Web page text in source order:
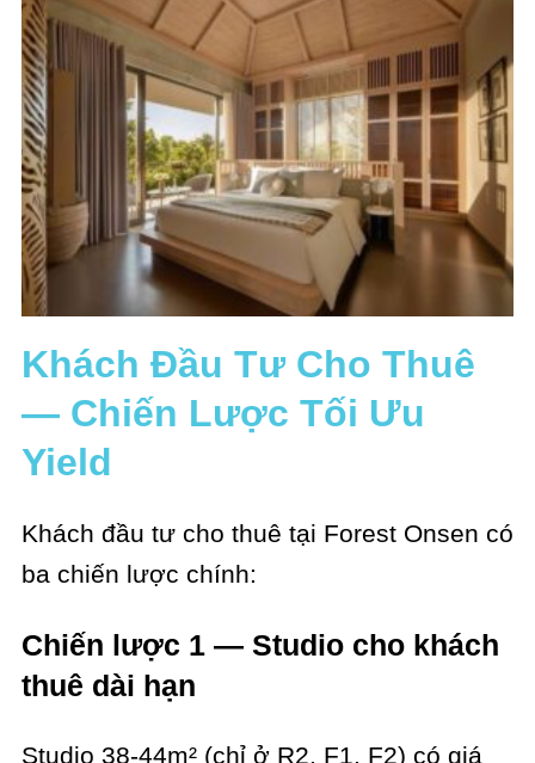
Khách Đầu Tư Cho Thuê
— Chiến Lược Tối Ưu
Yield
Khách đầu tư cho thuê tại Forest Onsen có
ba chiến lược chính:
Chiến lược 1 — Studio cho khách
thuê dài hạn
Studio 38-44m² (chỉ ở R2, F1, F2) có giá